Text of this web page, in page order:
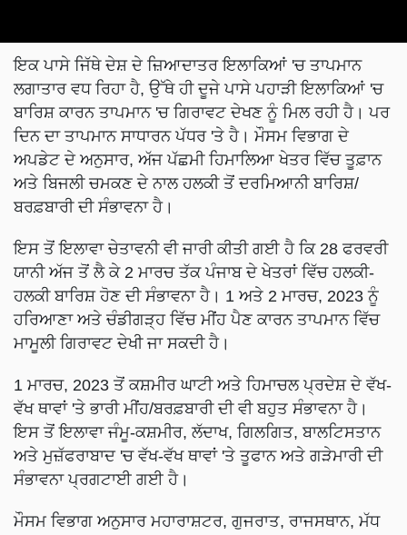
ਇਕ ਪਾਸੇ ਜਿੱਥੇ ਦੇਸ਼ ਦੇ ਜ਼ਿਆਦਾਤਰ ਇਲਾਕਿਆਂ 'ਚ ਤਾਪਮਾਨ
ਲਗਾਤਾਰ ਵਧ ਰਿਹਾ ਹੈ, ਉੱਥੇ ਹੀ ਦੂਜੇ ਪਾਸੇ ਪਹਾੜੀ ਇਲਾਕਿਆਂ 'ਚ
ਬਾਰਿਸ਼ ਕਾਰਨ ਤਾਪਮਾਨ 'ਚ ਗਿਰਾਵਟ ਦੇਖਣ ਨੂੰ ਮਿਲ ਰਹੀ ਹੈ। ਪਰ
ਦਿਨ ਦਾ ਤਾਪਮਾਨ ਸਾਧਾਰਨ ਪੱਧਰ 'ਤੇ ਹੈ। ਮੌਸਮ ਵਿਭਾਗ ਦੇ
ਅਪਡੇਟ ਦੇ ਅਨੁਸਾਰ, ਅੱਜ ਪੱਛਮੀ ਹਿਮਾਲਿਆ ਖੇਤਰ ਵਿੱਚ ਤੂਫ਼ਾਨ
ਅਤੇ ਬਿਜਲੀ ਚਮਕਣ ਦੇ ਨਾਲ ਹਲਕੀ ਤੋਂ ਦਰਮਿਆਨੀ ਬਾਰਿਸ਼/
ਬਰਫ਼ਬਾਰੀ ਦੀ ਸੰਭਾਵਨਾ ਹੈ।
ਇਸ ਤੋਂ ਇਲਾਵਾ ਚੇਤਾਵਨੀ ਵੀ ਜਾਰੀ ਕੀਤੀ ਗਈ ਹੈ ਕਿ 28 ਫਰਵਰੀ
ਯਾਨੀ ਅੱਜ ਤੋਂ ਲੈ ਕੇ 2 ਮਾਰਚ ਤੱਕ ਪੰਜਾਬ ਦੇ ਖੇਤਰਾਂ ਵਿੱਚ ਹਲਕੀ-
ਹਲਕੀ ਬਾਰਿਸ਼ ਹੋਣ ਦੀ ਸੰਭਾਵਨਾ ਹੈ। 1 ਅਤੇ 2 ਮਾਰਚ, 2023 ਨੂੰ
ਹਰਿਆਣਾ ਅਤੇ ਚੰਡੀਗੜ੍ਹ ਵਿੱਚ ਮੀਂਹ ਪੈਣ ਕਾਰਨ ਤਾਪਮਾਨ ਵਿੱਚ
ਮਾਮੂਲੀ ਗਿਰਾਵਟ ਦੇਖੀ ਜਾ ਸਕਦੀ ਹੈ।
1 ਮਾਰਚ, 2023 ਤੋਂ ਕਸ਼ਮੀਰ ਘਾਟੀ ਅਤੇ ਹਿਮਾਚਲ ਪ੍ਰਦੇਸ਼ ਦੇ ਵੱਖ-
ਵੱਖ ਥਾਵਾਂ 'ਤੇ ਭਾਰੀ ਮੀਂਹ/ਬਰਫ਼ਬਾਰੀ ਦੀ ਵੀ ਬਹੁਤ ਸੰਭਾਵਨਾ ਹੈ।
ਇਸ ਤੋਂ ਇਲਾਵਾ ਜੰਮੂ-ਕਸ਼ਮੀਰ, ਲੱਦਾਖ, ਗਿਲਗਿਤ, ਬਾਲਟਿਸਤਾਨ
ਅਤੇ ਮੁਜ਼ੱਫਰਾਬਾਦ 'ਚ ਵੱਖ-ਵੱਖ ਥਾਵਾਂ 'ਤੇ ਤੂਫਾਨ ਅਤੇ ਗੜੇਮਾਰੀ ਦੀ
ਸੰਭਾਵਨਾ ਪ੍ਰਗਟਾਈ ਗਈ ਹੈ।
ਮੌਸਮ ਵਿਭਾਗ ਅਨੁਸਾਰ ਮਹਾਰਾਸ਼ਟਰ, ਗੁਜਰਾਤ, ਰਾਜਸਥਾਨ, ਮੱਧ